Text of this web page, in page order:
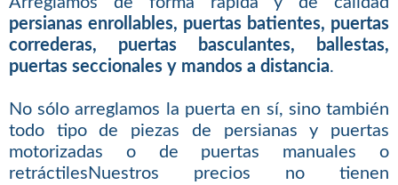
persianas enrollables, puertas batientes, puertas
correderas, puertas basculantes, ballestas,
puertas seccionales y mandos a distancia.
No sólo arreglamos la puerta en sí, sino también
todo tipo de piezas de persianas y puertas
motorizadas o de puertas manuales o
retráctilesNuestros precios no tienen